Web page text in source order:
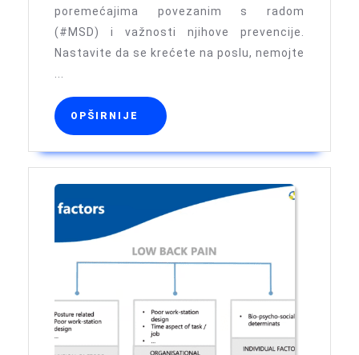
mjesta
poremećajima povezanim s radom
(#MSD) i važnosti njihove prevencije.
Nastavite da se krećete na poslu, nemojte
OPŠIRNIJE OPŠIRNIJE